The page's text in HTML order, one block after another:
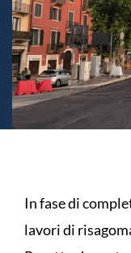
In fase di
lavori di